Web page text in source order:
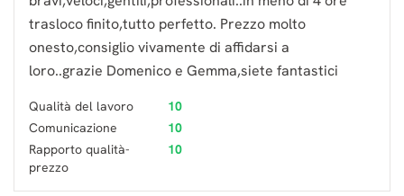
trasloco finito,tutto perfetto. Prezzo molto
onesto,consiglio vivamente di affidarsi a
loro..grazie Domenico e Gemma,siete fantastici
Qualità del lavoro
10
Comunicazione
10
Rapporto qualità-
prezzo
10